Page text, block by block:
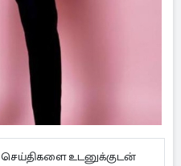
செய்திகளை உடனுக்குடன்